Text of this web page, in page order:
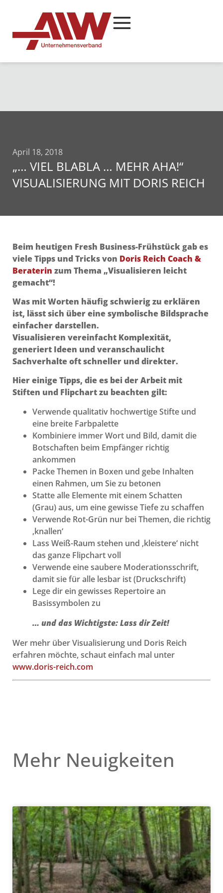
April 18, 2018
„… VIEL BLABLA … MEHR AHA!“
VISUALISIERUNG MIT DORIS REICH
Beim heutigen Fresh Business-Frühstück gab es
viele Tipps und Tricks von Doris Reich Coach &
Beraterin zum Thema „Visualisieren leicht
gemacht“!
Was mit Worten häufig schwierig zu erklären
ist, lässt sich über eine symbolische Bildsprache
einfacher darstellen.
Visualisieren vereinfacht Komplexität,
generiert Ideen und veranschaulicht
Sachverhalte oft schneller und direkter.
Hier einige Tipps, die es bei der Arbeit mit
Stiften und Flipchart zu beachten gilt:
Verwende qualitativ hochwertige Stifte und
eine breite Farbpalette
Kombiniere immer Wort und Bild, damit die
Botschaften beim Empfänger richtig
ankommen
Packe Themen in Boxen und gebe Inhalten
einen Rahmen, um Sie zu betonen
Statte alle Elemente mit einem Schatten
(Grau) aus, um eine gewisse Tiefe zu schaffen
Verwende Rot-Grün nur bei Themen, die richtig
‚knallen‘
Lass Weiß-Raum stehen und ‚kleistere‘ nicht
das ganze Flipchart voll
Verwende eine saubere Moderationsschrift,
damit sie für alle lesbar ist (Druckschrift)
Lege dir ein gewisses Repertoire an
Basissymbolen zu
… und das Wichtigste: Lass dir Zeit!
Wer mehr über Visualisierung und Doris Reich
erfahren möchte, schaut einfach mal unter
www.doris-reich.com
Mehr Neuigkeiten